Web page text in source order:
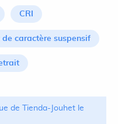
CRI
de caractère suspensif
de Tienda-Jouhet le